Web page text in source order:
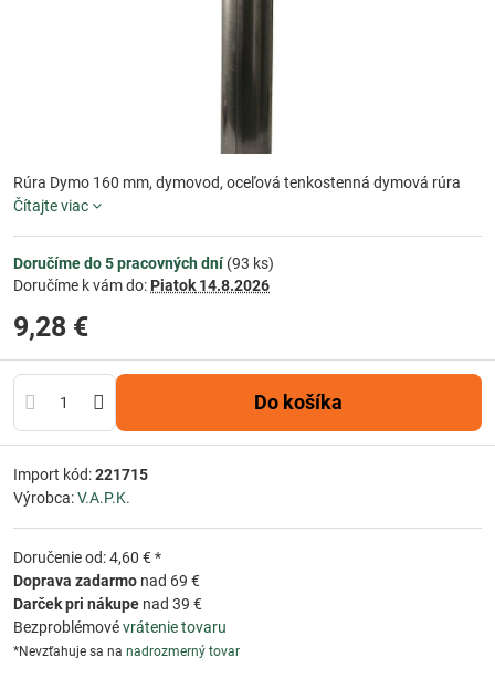
Rúra Dymo 160 mm, dymovod, oceľová tenkostenná dymová rúra
Čítajte viac
Doručíme do 5 pracovných dní(93 ks)
Doručíme k vám do: Piatok 14.8.2026
9,28 €
Do košíka
Import kód:221715
Výrobca:V.A.P.K.
Doručenie od: 4,60 € *
Doprava zadarmo nad 69 €
Darček pri nákupe nad 39 €
Bezproblémovévrátenie tovaru
*Nevzťahuje sa na nadrozmerný tovar